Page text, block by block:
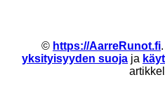
© https://AarreRunot.fi.
yksityisyyden suoja ja